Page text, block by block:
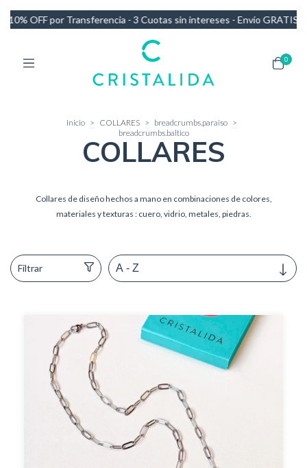
sin intereses - Envío GRATIS en compras de más de $140.000
0
Inicio > COLLARES > breadcrumbs.paraiso >
breadcrumbs.baltico
COLLARES
Collares de diseño hechos a mano en combinaciones de colores,
materiales y texturas : cuero, vidrio, metales, piedras.
Filtrar